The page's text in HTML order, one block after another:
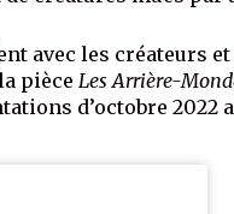
avec les créateurs et
pièceLes Arrière-
d’octobre 2022